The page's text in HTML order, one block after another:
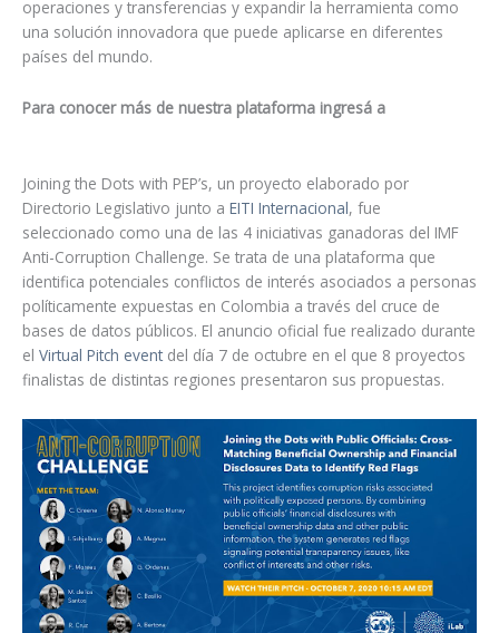
operaciones y transferencias y expandir la herramienta como
una solución innovadora que puede aplicarse en diferentes
países del mundo.
Para conocer más de nuestra plataforma ingresá a
Joining the Dots with PEP’s, un proyecto elaborado por
Directorio Legislativo junto a EITI Internacional, fue
seleccionado como una de las 4 iniciativas ganadoras del IMF
Anti-Corruption Challenge. Se trata de una plataforma que
identifica potenciales conflictos de interés asociados a personas
políticamente expuestas en Colombia a través del cruce de
bases de datos públicos. El anuncio oficial fue realizado durante
el Virtual Pitch event del día 7 de octubre en el que 8 proyectos
finalistas de distintas regiones presentaron sus propuestas.